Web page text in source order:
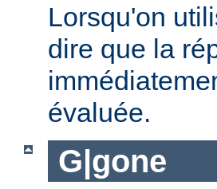
Lorsqu'on
dire que la
évaluée.
G|gone